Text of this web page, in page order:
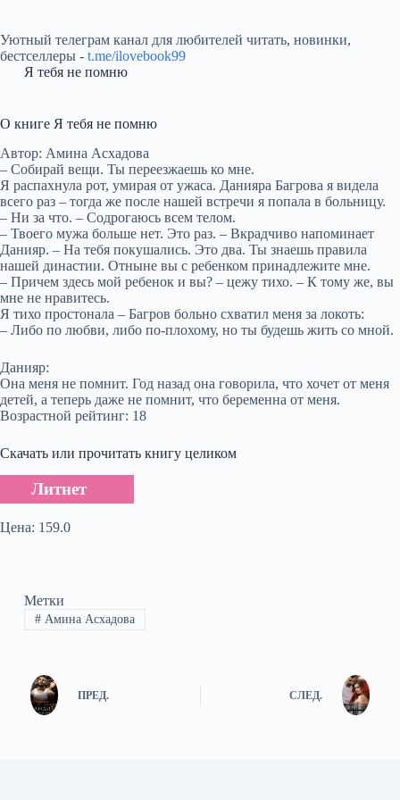
Уютный телеграм канал для любителей читать, новинки,
бестселлеры - t.me/ilovebook99
Я тебя не помню
О книге Я тебя не помню
Автор: Амина Асхадова
– Собирай вещи. Ты переезжаешь ко мне.
Я распахнула рот, умирая от ужаса. Данияра Багрова я видела
всего раз – тогда же после нашей встречи я попала в больницу.
– Ни за что. – Содрогаюсь всем телом.
– Твоего мужа больше нет. Это раз. – Вкрадчиво напоминает
Данияр. – На тебя покушались. Это два. Ты знаешь правила
нашей династии. Отныне вы с ребенком принадлежите мне.
– Причем здесь мой ребенок и вы? – цежу тихо. – К тому же, вы
мне не нравитесь.
Я тихо простонала – Багров больно схватил меня за локоть:
– Либо по любви, либо по-плохому, но ты будешь жить со мной.
Данияр:
Она меня не помнит. Год назад она говорила, что хочет от меня
детей, а теперь даже не помнит, что беременна от меня.
Возрастной рейтинг: 18
Скачать или прочитать книгу целиком
Литнет
Цена: 159.0
Метки
#Амина Асхадова
ПРЕД. СЛЕД.